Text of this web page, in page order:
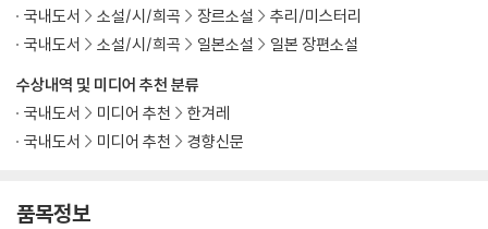
수상내역 및 미디어 추천 분류
국내도서
미디어 추천
한겨레
국내도서
미디어 추천 경향신문
국내도서
소설/시/희곡 장르소설
추리/미스터리
국내도서
소설/시/희곡 일본소설 일본 장편소설
품목정보